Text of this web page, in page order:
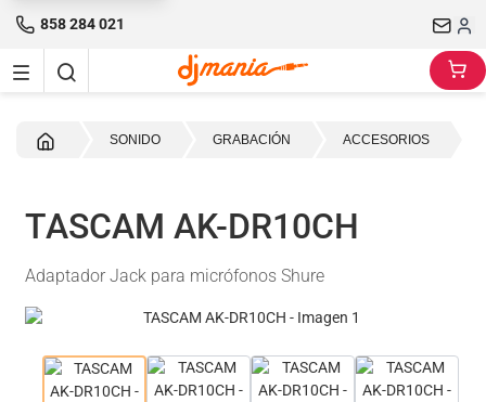
858 284 021
SONIDO GRABACIÓN ACCESORIOS
TASCAM AK-DR10CH
Adaptador Jack para micrófonos Shure